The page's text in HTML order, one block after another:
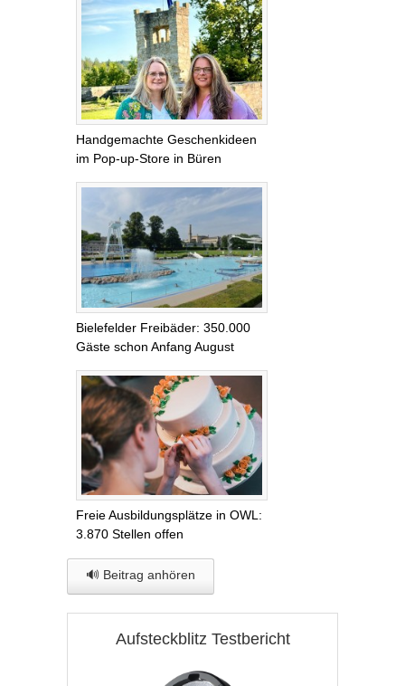
Handgemachte Geschenkideen
im Pop-up-Store in Büren
Bielefelder Freibäder: 350.000
Gäste schon Anfang August
Freie Ausbildungsplätze in OWL:
3.870 Stellen offen
🔊 Beitrag anhören
Aufsteckblitz Testbericht